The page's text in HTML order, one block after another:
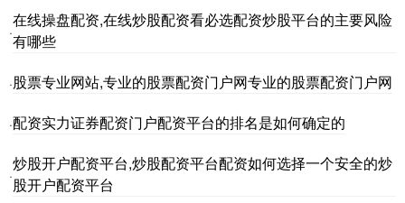
·
在线操盘配资,在线炒股配资看必选配资炒股平台的主要风险
有哪些
·股票专业网站,专业的股票配资门户网专业的股票配资门户网
·配资实力证券配资门户配资平台的排名是如何确定的
·
炒股开户配资平台,炒股配资平台配资如何选择一个安全的炒
股开户配资平台